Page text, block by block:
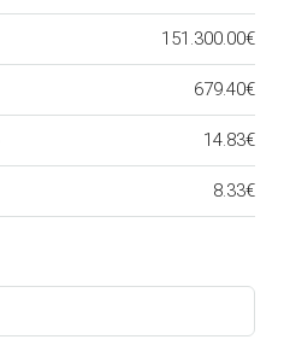
151.300.00€
679.40€
14.83€
8.33€